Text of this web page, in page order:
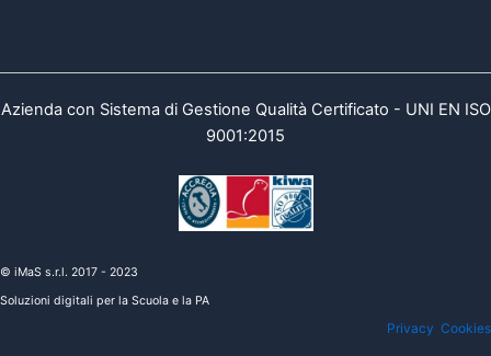
Azienda con Sistema di Gestione Qualità Certificato - UNI EN ISO
9001:2015
© iMaS s.r.l. 2017 - 2023
Soluzioni digitali per la Scuola e la PA
Privacy Cookies